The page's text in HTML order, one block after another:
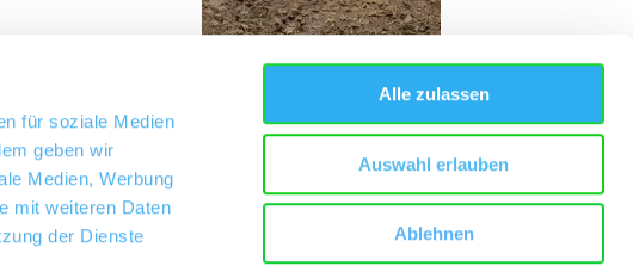
für soziale Medien
geben wir
Medien, Werbung
mit weiteren Daten
der Dienste
Alle zulassen
Auswahl erlauben
Ablehnen